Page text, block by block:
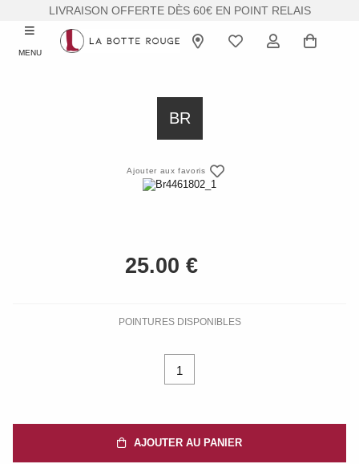
LIVRAISON OFFERTE DÈS 60€ EN POINT RELAIS
MENU
BR
Ajouter aux favoris
POINTURES DISPONIBLES
1
AJOUTER AU PANIER